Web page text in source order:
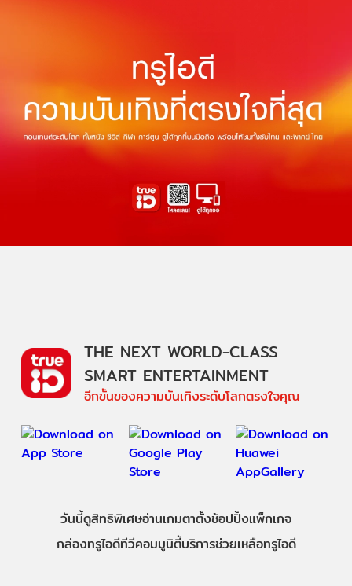
THE NEXT WORLD-CLASS
SMART ENTERTAINMENT
อีกขั้นของความบันเทิงระดับโลกตรงใจคุณ
วันนี้ดูสิทธิพิเศษอ่านเกมตาตั้งช้อปปิ้งแพ็กเกจ
กล่องทรูไอดีทีวีคอมมูนิตี้บริการช่วยเหลือทรูไอดี